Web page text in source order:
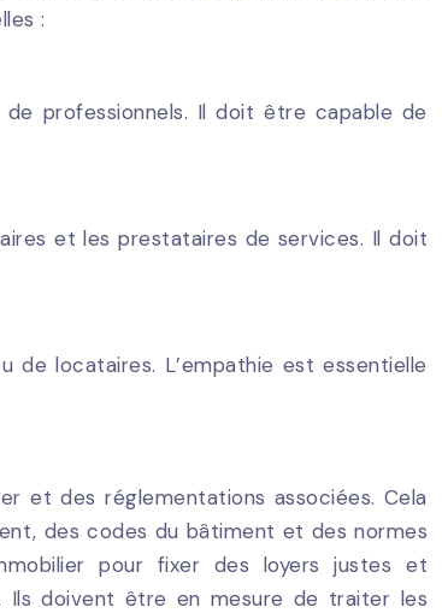
:
professionnels. Il doit être capable de
et les prestataires de services. Il doit
de locataires. L’empathie est essentielle
et des réglementations associées. Cela
des codes du bâtiment et des normes
pour fixer des loyers justes et
Ils doivent être en mesure de traiter les